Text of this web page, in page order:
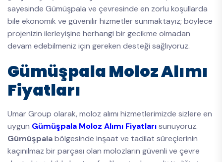
sayesinde Gümüşpala ve çevresinde en zorlu koşullarda
bile ekonomik ve güvenilir hizmetler sunmaktayız; böylece
projenizin ilerleyişine herhangi bir gecikme olmadan
devam edebilmeniz için gereken desteği sağlıyoruz.
Gümüşpala Moloz Alımı
Fiyatları
Umar Group olarak, moloz alımı hizmetlerimizde sizlere en
uygun Gümüşpala Moloz Alımı Fiyatlarısunuyoruz.
Gümüşpalabölgesinde inşaat ve tadilat süreçlerinin
kaçınılmaz bir parçası olan molozların güvenli ve çevre